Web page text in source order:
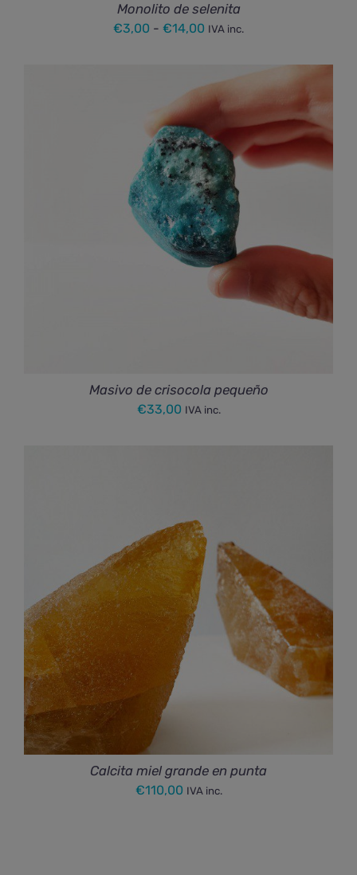
Monolito de selenita
€3,00 - €14,00 Rango
desde
€3,00
hasta
€14,00
IVA inc.
Masivo de crisocola pequeño
€33,00 IVA inc.
Calcita miel grande en punta
€110,00 IVA inc.